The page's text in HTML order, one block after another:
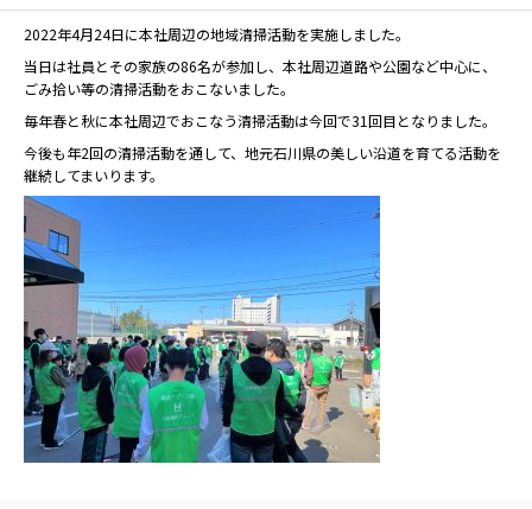
2022年4月24日に本社周辺の地域清掃活動を実施しました。
当日は社員とその家族の86名が参加し、本社周辺道路や公園など中心に、
ごみ拾い等の清掃活動をおこないました。
毎年春と秋に本社周辺でおこなう清掃活動は今回で31回目となりました。
今後も年2回の清掃活動を通して、地元石川県の美しい沿道を育てる活動を
継続してまいります。